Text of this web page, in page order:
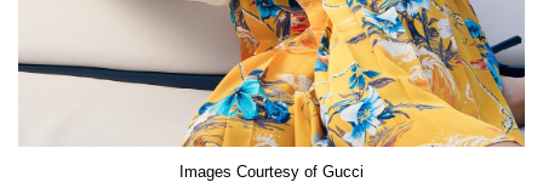
Images Courtesy of Gucci